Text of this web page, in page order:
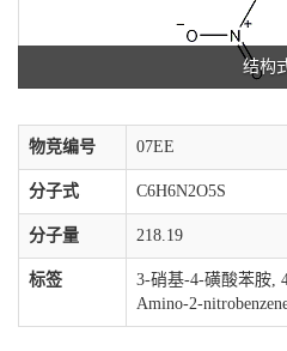
结构
物竞编号 07EE
分子式 C6H6N2O5S
分子量 218.19
标签
3-硝基-4-磺酸苯胺,
Amino-2-